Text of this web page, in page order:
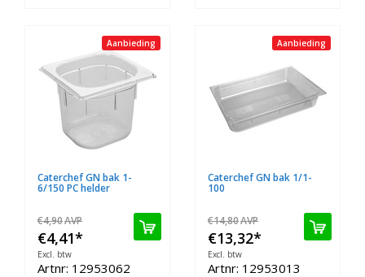
Aanbieding
Caterchef GN bak 1-
6/150 PC helder
€4,90AVP
€4,41*
Excl. btw
Artnr: 12953062
Aanbieding
Caterchef GN bak 1/1-
100
€14,80AVP
€13,32*
Excl. btw
Artnr: 12953013